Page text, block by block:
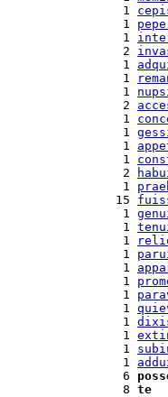
  1
  1
  1
  2
  1
  1
  1
  2
  1
  1
  1
  1
  2
  1
15
  1
  1
  1
  1
  1
  1
  1
  1
  1
  1
  1
  1
  6
  8
te